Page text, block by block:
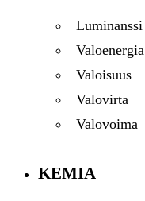
Luminanssi
Valoenergia
Valoisuus
Valovirta
Valovoima
KEMIA